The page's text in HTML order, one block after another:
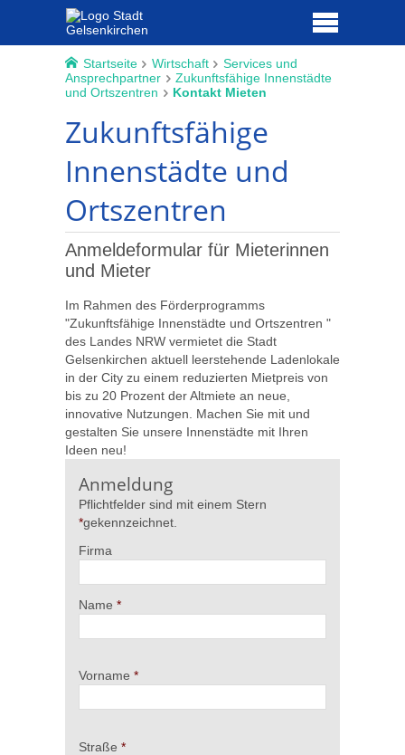
Startseite Wirtschaft
Services und
Ansprechpartner
Zukunftsfähige Innenstädte
und Ortszentren
Kontakt Mieten
Zukunftsfähige
Innenstädte und
Ortszentren
Anmeldeformular für Mieterinnen
und Mieter
Im Rahmen des Förderprogramms
"Zukunftsfähige Innenstädte und Ortszentren "
des Landes NRW vermietet die Stadt
Gelsenkirchen aktuell leerstehende Ladenlokale
in der City zu einem reduzierten Mietpreis von
bis zu 20 Prozent der Altmiete an neue,
innovative Nutzungen. Machen Sie mit und
gestalten Sie unsere Innenstädte mit Ihren
Ideen neu!
Anmeldung
Pflichtfelder sind mit einem Stern
gekennzeichnet.
Firma
Name
Vorname
Straße